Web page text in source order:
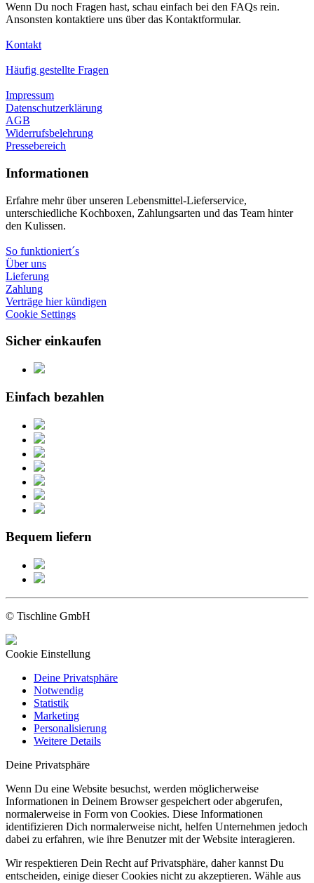
Wenn Du noch Fragen hast, schau einfach bei den FAQs rein.
Ansonsten kontaktiere uns über das Kontaktformular.
Kontakt
Häufig gestellte Fragen
Impressum
Datenschutzerklärung
AGB
Widerrufsbelehrung
Pressebereich
Informationen
Erfahre mehr über unseren Lebensmittel-Lieferservice,
unterschiedliche Kochboxen, Zahlungsarten und das Team hinter
den Kulissen.
So funktioniert´s
Über uns
Lieferung
Zahlung
Verträge hier kündigen
Cookie Settings
Sicher einkaufen
Einfach bezahlen
Bequem liefern
© Tischline GmbH
Cookie Einstellung
Deine Privatsphäre
Notwendig
Statistik
Marketing
Personalisierung
Weitere Details
Deine Privatsphäre
Wenn Du eine Website besuchst, werden möglicherweise
Informationen in Deinem Browser gespeichert oder abgerufen,
normalerweise in Form von Cookies. Diese Informationen
identifizieren Dich normalerweise nicht, helfen Unternehmen jedoch
dabei zu erfahren, wie ihre Benutzer mit der Website interagieren.
Wir respektieren Dein Recht auf Privatsphäre, daher kannst Du
entscheiden, einige dieser Cookies nicht zu akzeptieren. Wähle aus